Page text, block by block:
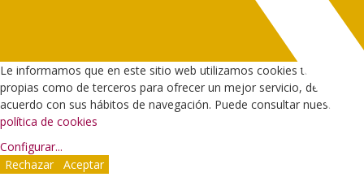
Le informamos que en este sitio web utilizamos cookies tanto
propias como de terceros para ofrecer un mejor servicio, de
acuerdo con sus hábitos de navegación. Puede consultar nuestra
política de cookies
Configurar...
Rechazar
Aceptar